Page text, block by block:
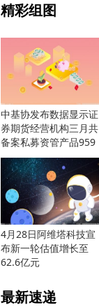
精彩组图
中基协发布数据显示证
券期货经营机构三月共
备案私募资管产品959
只
4月28日阿维塔科技宣
布新一轮估值增长至
62.6亿元
最新速递